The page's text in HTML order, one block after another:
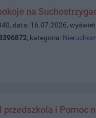
na
data: 16.07.2026,
, kategoria:
przedszkola i Pomoc